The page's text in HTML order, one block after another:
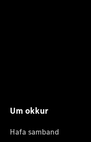
Um okkur
Hafa samband